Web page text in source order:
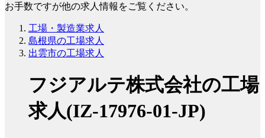
お手数ですが他の求人情報をご覧ください。
工場・製造業求人
島根県の工場求人
出雲市の工場求人
フジアルテ株式会社の工場
求人(IZ-17976-01-JP)